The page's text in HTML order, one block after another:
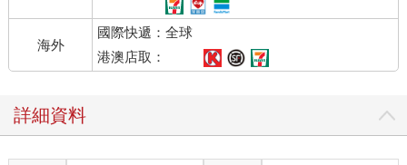
海外
國際快遞：全球
港澳店取：
詳細資料